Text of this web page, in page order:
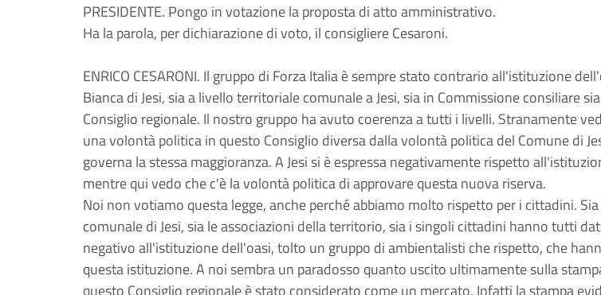
PRESIDENTE. Pongo in votazione la proposta di atto amministrativo.
Ha la parola, per dichiarazione di voto, il consigliere Cesaroni.
ENRICO CESARONI. Il gruppo di Forza Italia è sempre stato contrario all'istituzione
Bianca di Jesi, sia a livello territoriale comunale a Jesi, sia in Commissione consiliare
Consiglio regionale. Il nostro gruppo ha avuto coerenza a tutti i livelli. Stranamente
una volontà politica in questo Consiglio diversa dalla volontà politica del Comune di
governa la stessa maggioranza. A Jesi si è espressa negativamente rispetto
mentre qui vedo che c'è la volontà politica di approvare questa nuova riserva.
Noi non votiamo questa legge, anche perché abbiamo molto rispetto per i cittadini.
comunale di Jesi, sia le associazioni della territorio, sia i singoli cittadini hanno tutti
negativo all'istituzione dell'oasi, tolto un gruppo di ambientalisti che rispetto, che
questa istituzione. A noi sembra un paradosso quanto uscito ultimamente sulla
questo Consiglio regionale è stato considerato come un mercato. Infatti la stampa